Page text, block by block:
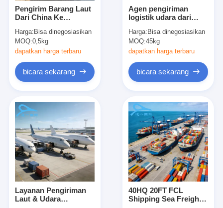
Pengirim Barang Laut
Dari China Ke
Barang Laut
Internasional
Harga: Bisa dinegosiasikan
MOQ:0,5kg
dapatkan harga terbaru
bicara sekarang
Agen pengiriman
logistik udara dari
Forwarder
Harga: Bisa dinegosiasikan
MOQ:45kg
dapatkan harga terbaru
bicara sekarang
Layanan Pengiriman
Laut & Udara
40HQ 20FT FCL
Shipping Sea Freight